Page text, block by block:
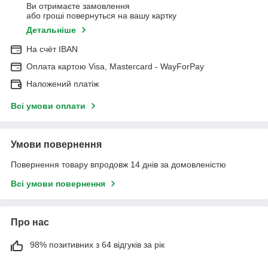
Ви отримаєте замовлення
або гроші повернуться на вашу картку
Детальніше
На cчёт IBAN
Оплата картою Visa, Mastercard - WayForPay
Наложений платіж
Всі умови оплати
Умови повернення
Повернення товару впродовж 14 днів за домовленістю
Всі умови повернення
Про нас
98% позитивних з 64 відгуків за рік